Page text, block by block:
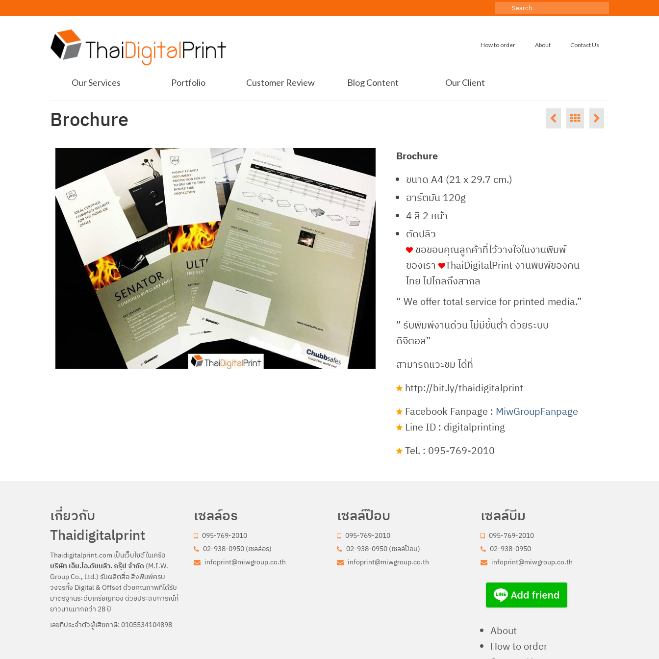
Search
How to order About Contact Us
Our Services Portfolio Customer Review Blog Content Our Client
Brochure
Brochure
ขนาด A4 (21 x 29.7 cm.)
อาร์ตมัน 120g
4 สี 2 หน้า
ตัดปลิว
ขอขอบคุณลูกค้าที่ไว้วางใจในงานพิมพ์
ของเรา
ThaiDigitalPrint งานพิมพ์ของคน
ไทย ไปไกลถึงสากล
“ We offer total service for printed media.”
” รับพิมพ์งานด่วน ไม่มีขั้นต่ำ ด้วยระบบ
ดิจิตอล”
สามารถแวะชม ได้ที่
http://bit.ly/thaidigitalprint
Facebook Fanpage : MiwGroupFanpage
Line ID : digitalprinting
Tel. : 095-769-2010
เกี่ยวกับ
Thaidigitalprint
Thaidigitalprint.com เป็นเว็บไซต์ในเครือ
บริษัท เอ็ม.ไอ.ดับบลิว. กรุ๊ป จำกัด (M.I.W.
Group Co., Ltd.) รับผลิตสื่อ สิ่งพิมพ์ครบ
วงจรทั้ง Digital & Offset ด้วยคุณภาพที่ได้รับ
มาตรฐานระดับเหรียญทอง ด้วยประสบการณ์ที่
ยาวนานมากกว่า 28 ปี
เลขที่ประจำตัวผู้เสียภาษี: 0105534104898
เซลล์อร
095-769-2010
02-938-0950 (เซลล์อร)
infoprint@miwgroup.co.th
เซลล์ป๊อบ
095-769-2010
02-938-0950 (เซลล์ป๊อบ)
infoprint@miwgroup.co.th
เซลล์บีม
095-769-2010
02-938-0950
infoprint@miwgroup.co.th
About
How to order